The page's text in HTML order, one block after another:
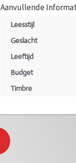
Aanvullende
Leesstijl
Geslacht
Leeftijd
Budget
Timbre